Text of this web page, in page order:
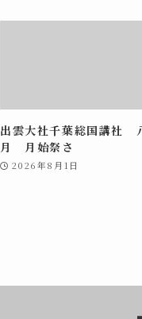
出雲大社千葉総国講社
月 月始祭さ
2026年8月1日